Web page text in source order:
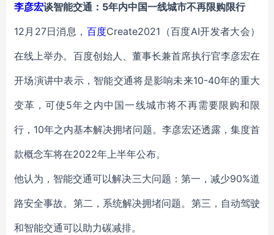
李彦宏谈智能交通：5年内中国一线城市不再限购限行
12月27日消息， 百度Create2021（百度AI开发者大会）
在线上举办。百度创始人、董事长兼首席执行官李彦宏在
开场演讲中表示，智能交通将是影响未来10-40年的重大
变革，可使5年之内中国一线城市将不再需要限购和限
行，10年之内基本解决拥堵问题。李彦宏还透露，集度首
款概念车将在2022年上半年公布。
他认为，智能交通可以解决三大问题：第一，减少90%道
路安全事故。第二，系统解决拥堵问题。第三，自动驾驶
和智能交通可以助力碳减排。